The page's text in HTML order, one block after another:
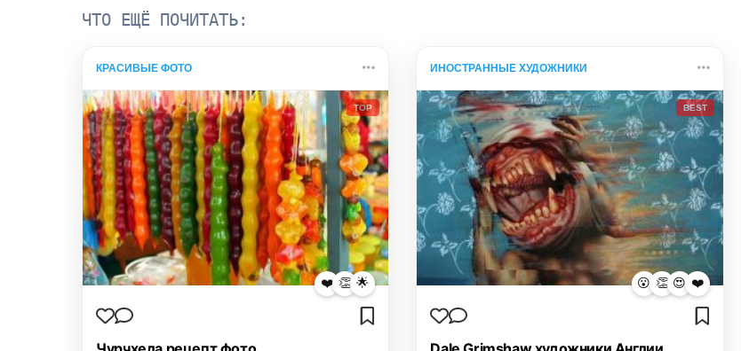
ЧТО ЕЩЁ ПОЧИТАТЬ:
КРАСИВЫЕ ФОТО
TOP
❤️ 👏 🌟
ИНОСТРАННЫЕ ХУДОЖНИКИ
BEST
😮 👏 😍 ❤️